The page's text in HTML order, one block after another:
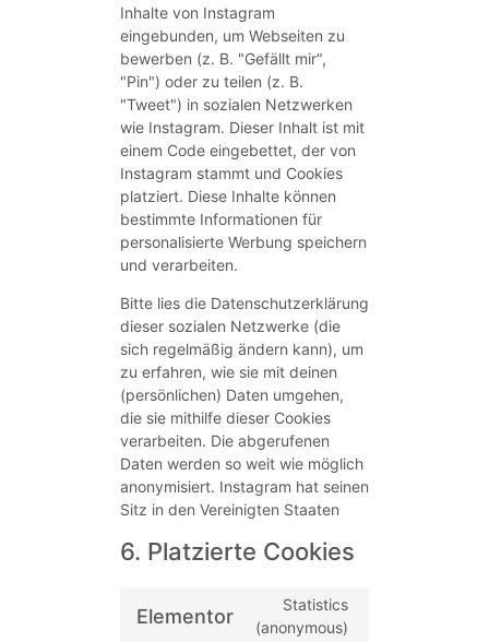
Inhalte von Instagram
eingebunden, um Webseiten zu
bewerben (z. B. "Gefällt mir",
"Pin") oder zu teilen (z. B.
"Tweet") in sozialen Netzwerken
wie Instagram. Dieser Inhalt ist mit
einem Code eingebettet, der von
Instagram stammt und Cookies
platziert. Diese Inhalte können
bestimmte Informationen für
personalisierte Werbung speichern
und verarbeiten.
Bitte lies die Datenschutzerklärung
dieser sozialen Netzwerke (die
sich regelmäßig ändern kann), um
zu erfahren, wie sie mit deinen
(persönlichen) Daten umgehen,
die sie mithilfe dieser Cookies
verarbeiten. Die abgerufenen
Daten werden so weit wie möglich
anonymisiert. Instagram hat seinen
Sitz in den Vereinigten Staaten
6. Platzierte Cookies
Elementor
Statistics
(anonymous)